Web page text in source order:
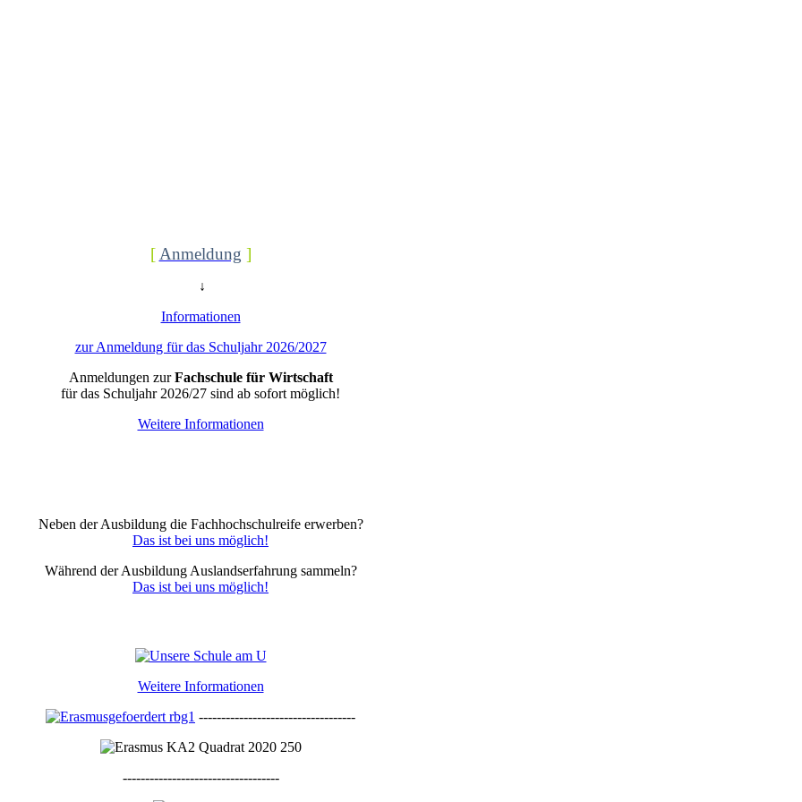
[ Anmeldung ]
↓
Informationen
zur Anmeldung für das Schuljahr 2026/2027
Anmeldungen zurFachschule für Wirtschaft
für das Schuljahr 2026/27 sind ab sofort möglich!
Weitere Informationen
Neben der Ausbildung die Fachhochschulreife erwerben?
Das ist bei uns möglich!
Während der Ausbildung Auslandserfahrung sammeln?
Das ist bei uns möglich!
Weitere Informationen
-----------------------------------
-----------------------------------